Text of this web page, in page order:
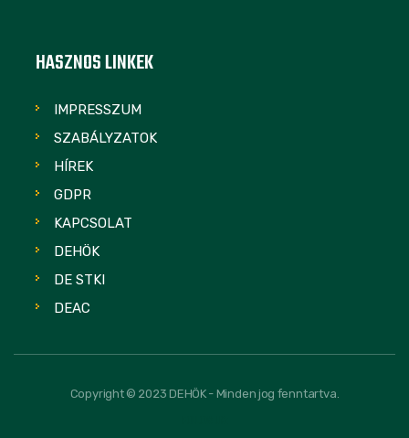
HASZNOS LINKEK
IMPRESSZUM
SZABÁLYZATOK
HÍREK
GDPR
KAPCSOLAT
DEHÖK
DE STKI
DEAC
Copyright © 2023 DEHÖK - Minden jog fenntartva.